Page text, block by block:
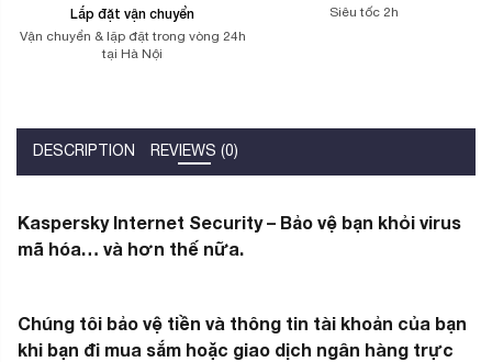
Lắp đặt vận chuyển
Vận chuyển & lặp đặt trong vòng 24h
tại Hà Nội
Siêu tốc 2h
DESCRIPTION REVIEWS (0)
Kaspersky Internet Security – Bảo vệ bạn khỏi virus
mã hóa… và hơn thế nữa.
Chúng tôi bảo vệ tiền và thông tin tài khoản của bạn
khi bạn đi mua sắm hoặc giao dịch ngân hàng trực